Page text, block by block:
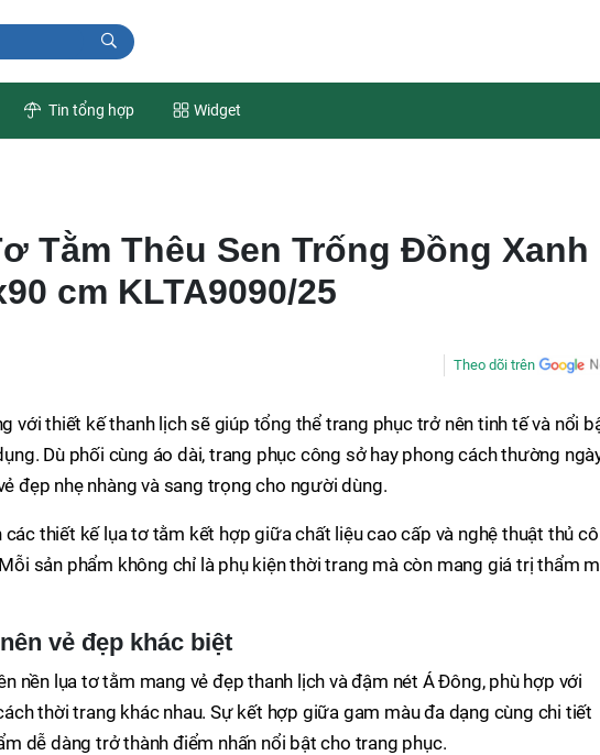
Tin tổng hợp Widget
Tằm Thêu Sen Trống Đồng Xanh
cm KLTA9090/25
Theo dõi trên
với thiết kế thanh lịch sẽ giúp tổng thể trang phục trở nên tinh tế và nổi
Dù phối cùng áo dài, trang phục công sở hay phong cách thường
đẹp nhẹ nhàng và sang trọng cho người dùng.
các thiết kế lụa tơ tằm kết hợp giữa chất liệu cao cấp và nghệ thuật thủ
sản phẩm không chỉ là phụ kiện thời trang mà còn mang giá trị thẩm
vẻ đẹp khác biệt
nền lụa tơ tằm mang vẻ đẹp thanh lịch và đậm nét Á Đông, phù hợp với
thời trang khác nhau. Sự kết hợp giữa gam màu đa dạng cùng chi tiết
dễ dàng trở thành điểm nhấn nổi bật cho trang phục.